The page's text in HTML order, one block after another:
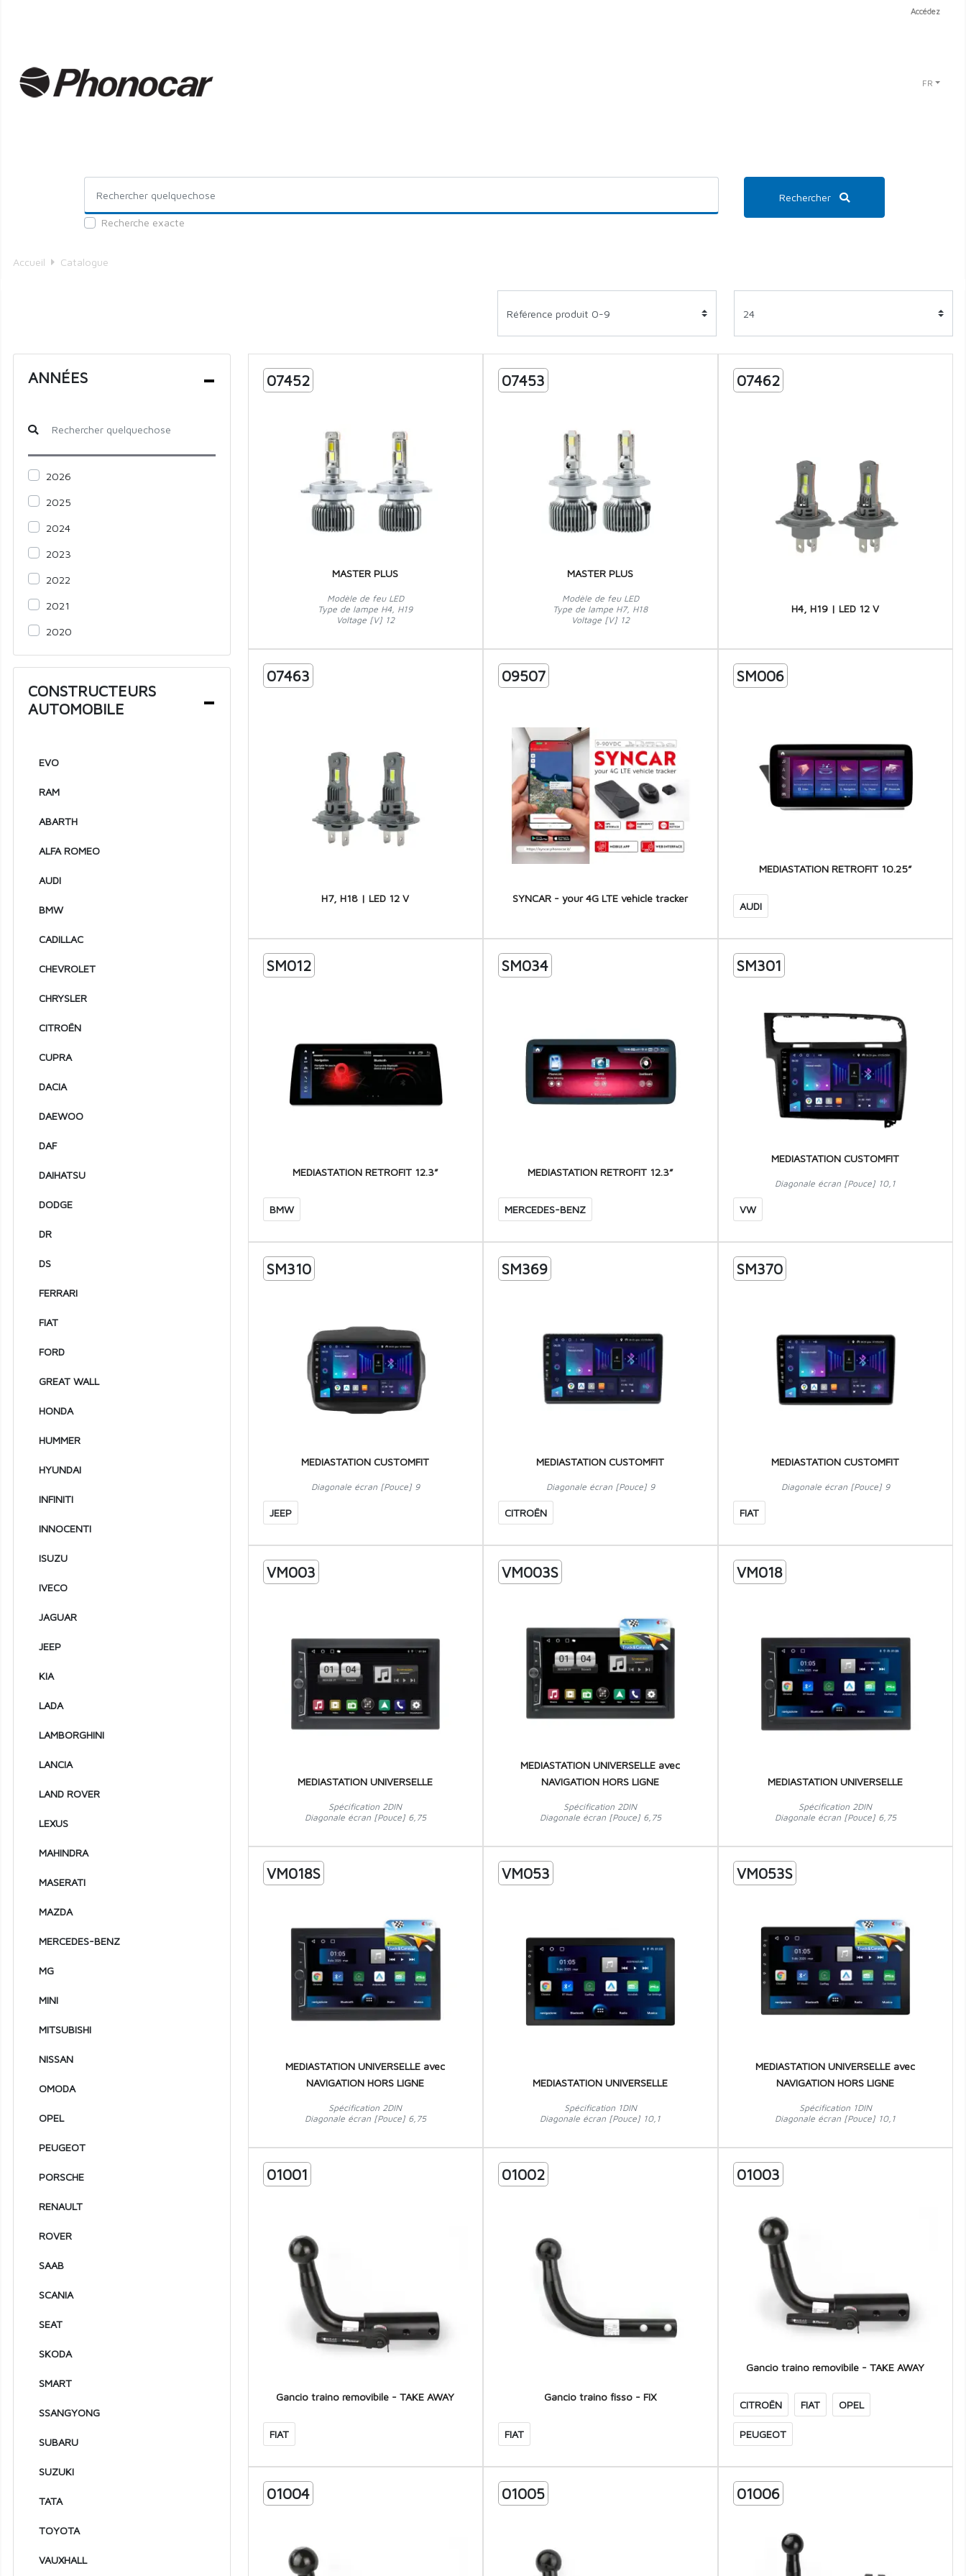
Accédez
FR
Recherche exacte
Rechercher
Accueil Catalogue
ANNÉES
2026
2025
2024
2023
2022
2021
2020
2019
2018
2017
2015
2014
2009
2008
2007
2006
2001
2000
1999
1998
1993
1992
1991
1990
1984
1983
1982
1981
1976
1975
1974
1973
1968
1967
1966
1965
1960
1959
1958
1957
1952
1951
1950
1949
CONSTRUCTEURS
AUTOMOBILE
EVO
RAM
ABARTH
ALFA ROMEO
AUDI
BMW
CADILLAC
CHEVROLET
CHRYSLER
CITROËN
CUPRA
DACIA
DAEWOO
DAF
DAIHATSU
DODGE
DR
DS
FERRARI
FIAT
FORD
GREAT WALL
HONDA
HUMMER
HYUNDAI
INFINITI
INNOCENTI
ISUZU
IVECO
JAGUAR
JEEP
KIA
LADA
LAMBORGHINI
LANCIA
LAND ROVER
LEXUS
MAHINDRA
MASERATI
MAZDA
MERCEDES-BENZ
MG
MINI
MITSUBISHI
NISSAN
OMODA
OPEL
PEUGEOT
PORSCHE
RENAULT
ROVER
SAAB
SCANIA
SEAT
SKODA
SMART
SSANGYONG
SUBARU
SUZUKI
TATA
TOYOTA
VAUXHALL
07452
MASTER PLUS
Modèle de feu LED
Type de lampe H4, H19
Voltage [V] 12
07453
MASTER PLUS
Modèle de feu LED
Type de lampe H7, H18
Voltage [V] 12
07462
H4, H19 | LED 12 V
07463
H7, H18 | LED 12 V
09507
SYNCAR - your 4G LTE vehicle tracker
SM006
MEDIASTATION RETROFIT 10.25”
AUDI
SM012
MEDIASTATION RETROFIT 12.3”
BMW
SM034
MEDIASTATION RETROFIT 12.3”
MERCEDES-BENZ
SM301
MEDIASTATION CUSTOMFIT
Diagonale écran [Pouce] 10,1
VW
SM310
MEDIASTATION CUSTOMFIT
Diagonale écran [Pouce] 9
JEEP
SM369
MEDIASTATION CUSTOMFIT
Diagonale écran [Pouce] 9
CITROËN
SM370
MEDIASTATION CUSTOMFIT
Diagonale écran [Pouce] 9
FIAT
VM003
MEDIASTATION UNIVERSELLE
Spécification 2DIN
Diagonale écran [Pouce] 6,75
VM003S
MEDIASTATION UNIVERSELLE avec
NAVIGATION HORS LIGNE
Spécification 2DIN
Diagonale écran [Pouce] 6,75
VM018
MEDIASTATION UNIVERSELLE
Spécification 2DIN
Diagonale écran [Pouce] 6,75
VM018S
MEDIASTATION UNIVERSELLE avec
NAVIGATION HORS LIGNE
Spécification 2DIN
Diagonale écran [Pouce] 6,75
VM053
MEDIASTATION UNIVERSELLE
Spécification 1DIN
Diagonale écran [Pouce] 10,1
VM053S
MEDIASTATION UNIVERSELLE avec
NAVIGATION HORS LIGNE
Spécification 1DIN
Diagonale écran [Pouce] 10,1
01001
Gancio traino removibile - TAKE AWAY
FIAT
01002
Gancio traino fisso - FIX
FIAT
01003
Gancio traino removibile - TAKE AWAY
CITROËN FIAT OPEL
PEUGEOT
01004 01005 01006